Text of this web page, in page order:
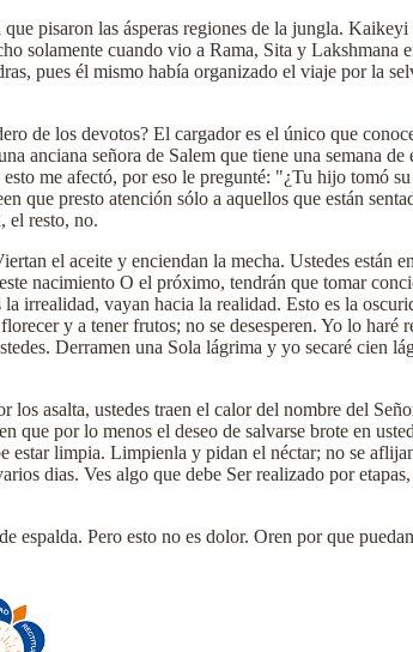
pisaron las ásperas regiones de la jungla.
solamente cuando vio a Rama, Sita y Lakshmana
pues él mismo había organizado el viaje por la
de los devotos? El cargador es el único que
anciana señora de Salem que tiene una semana
me afectó, por eso le pregunté: "¿Tu hijo tomó
que presto atención sólo a aquellos que están
el resto, no.
el aceite y enciendan la mecha. Ustedes están
nacimiento O el próximo, tendrán que tomar
irrealidad, vayan hacia la realidad. Esto es la
y a tener frutos; no se desesperen. Yo lo haré
Derramen una Sola lágrima y yo secaré cien
asalta, ustedes traen el calor del nombre del
que por lo menos el deseo de salvarse brote en
estar limpia. Limpienla y pidan el néctar; no se
dias. Ves algo que debe Ser realizado por
espalda. Pero esto no es dolor. Oren por que